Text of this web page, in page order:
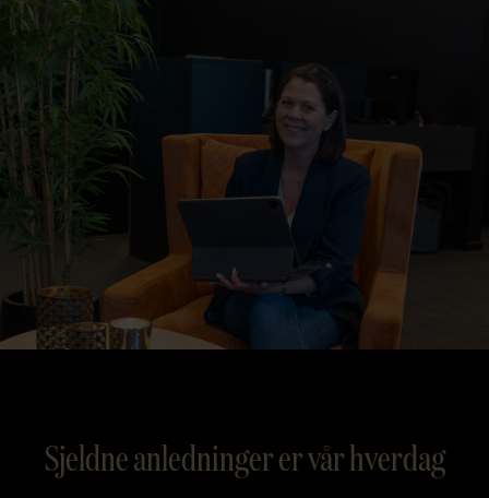
Sjeldne anledninger er vår hverdag